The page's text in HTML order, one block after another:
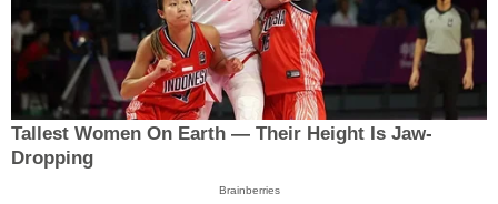
Tallest Women On Earth — Their Height Is Jaw-
Dropping
Brainberries